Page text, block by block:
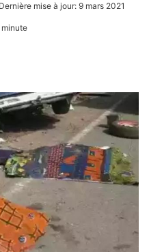
Dernière mise à jour: 9 mars 2021
minute